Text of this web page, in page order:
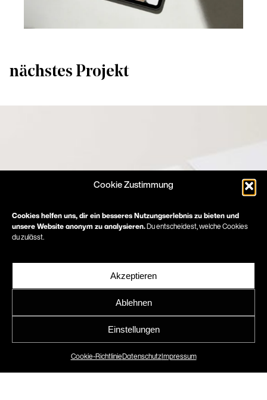
Cookie Zustimmung
Cookies helfen uns, dir ein besseres Nutzungserlebnis zu bieten und
unsere Website anonym zu analysieren. Du entscheidest, welche Cookies
du zulässt.
Akzeptieren
Ablehnen
Einstellungen
Cookie-RichtlinieDatenschutzImpressum
nächstes Projekt
MA Architekten
Corporate Design